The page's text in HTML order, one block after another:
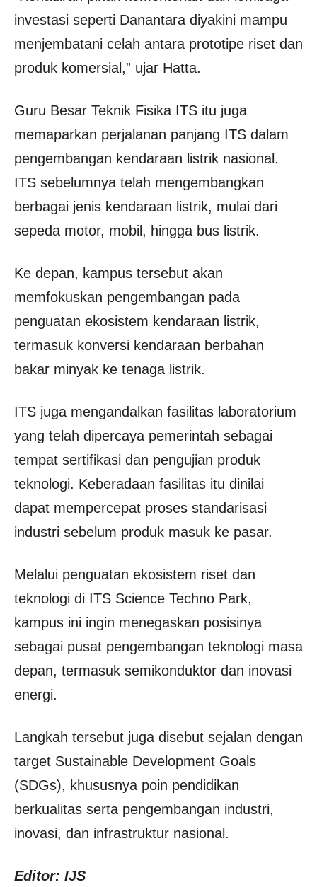
investasi seperti Danantara diyakini mampu
menjembatani celah antara prototipe riset dan
produk komersial,” ujar Hatta.
Guru Besar Teknik Fisika ITS itu juga
memaparkan perjalanan panjang ITS dalam
pengembangan kendaraan listrik nasional.
ITS sebelumnya telah mengembangkan
berbagai jenis kendaraan listrik, mulai dari
sepeda motor, mobil, hingga bus listrik.
Ke depan, kampus tersebut akan
memfokuskan pengembangan pada
penguatan ekosistem kendaraan listrik,
termasuk konversi kendaraan berbahan
bakar minyak ke tenaga listrik.
ITS juga mengandalkan fasilitas laboratorium
yang telah dipercaya pemerintah sebagai
tempat sertifikasi dan pengujian produk
teknologi. Keberadaan fasilitas itu dinilai
dapat mempercepat proses standarisasi
industri sebelum produk masuk ke pasar.
Melalui penguatan ekosistem riset dan
teknologi di ITS Science Techno Park,
kampus ini ingin menegaskan posisinya
sebagai pusat pengembangan teknologi masa
depan, termasuk semikonduktor dan inovasi
energi.
Langkah tersebut juga disebut sejalan dengan
target Sustainable Development Goals
(SDGs), khususnya poin pendidikan
berkualitas serta pengembangan industri,
inovasi, dan infrastruktur nasional.
Editor: IJS